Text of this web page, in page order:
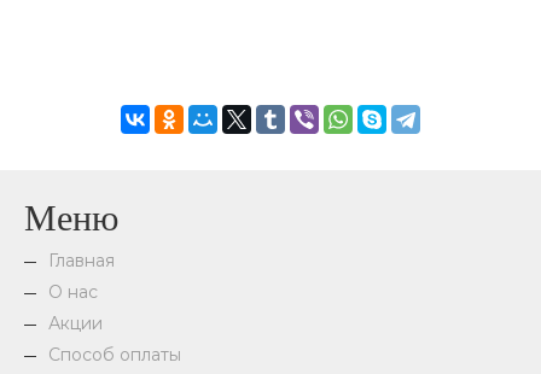
Меню
Главная
О нас
Акции
Способ оплаты